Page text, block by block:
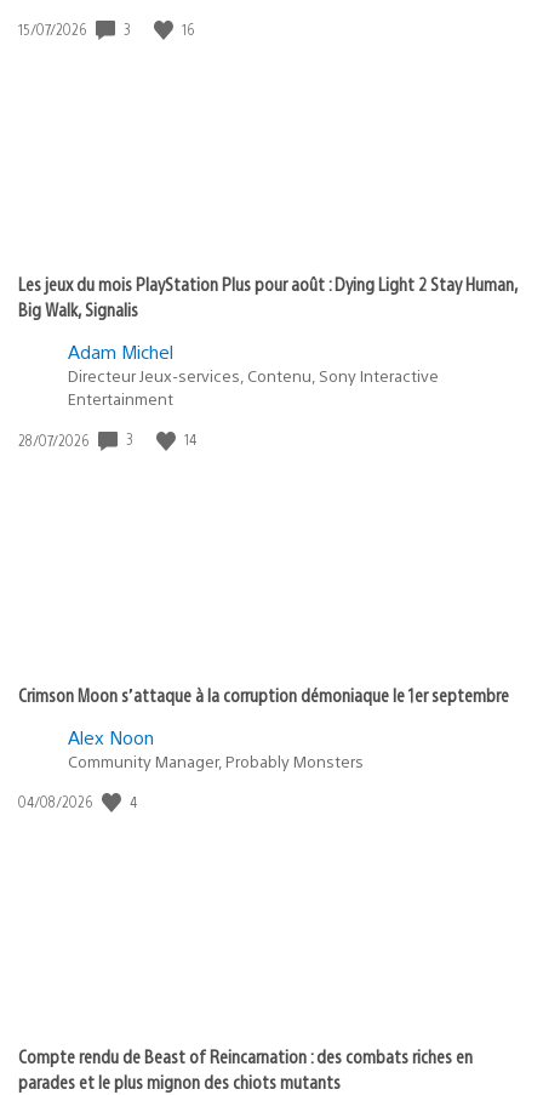
Date
15/07/2026 3 16
Les jeux du mois PlayStation Plus pour août : Dying Light 2 Stay Human,
Big Walk, Signalis
Adam Michel
Directeur Jeux-services, Contenu, Sony Interactive
Entertainment
Date
28/07/2026 3 14
Crimson Moon s’attaque à la corruption démoniaque le 1er septembre
Alex Noon
Community Manager, Probably Monsters
Date
04/08/2026 4
Compte rendu de Beast of Reincarnation : des combats riches en
parades et le plus mignon des chiots mutants